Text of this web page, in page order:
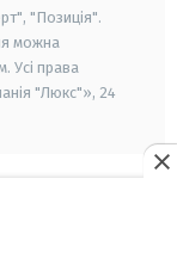
"Позиція".
можна
Усі права
"Люкс"», 24